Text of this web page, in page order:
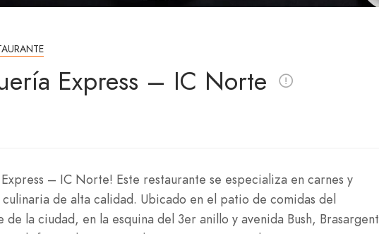
Express – IC Norte
– IC Norte! Este restaurante se especializa en carnes y
de alta calidad. Ubicado en el patio de comidas del
la ciudad, en la esquina del 3er anillo y avenida Bush, Brasargent